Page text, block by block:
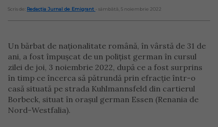
Scris de: Redacția Jurnal de Emigrant - sâmbătă, 5 noiembrie 2022
Un bărbat de naționalitate română, în vârstă de 31 de
ani, a fost împușcat de un polițist german în cursul
zilei de joi, 3 noiembrie 2022, după ce a fost surprins
în timp ce încerca să pătrundă prin efracție într-o
casă situată pe strada Kuhlmannsfeld din cartierul
Borbeck, situat în orașul german Essen (Renania de
Nord-Westfalia).